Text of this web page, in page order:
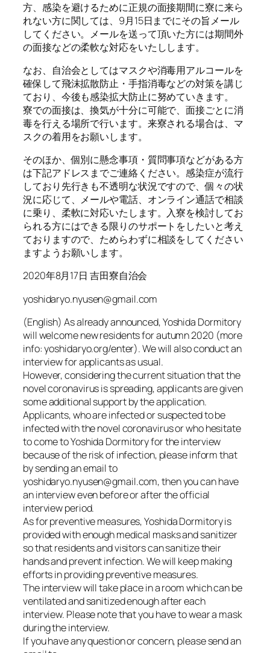
方、感染を避けるために正規の面接期間に寮に来ら
れない方に関しては、9月15日までにその旨メール
してください。メールを送って頂いた方には期間外
の面接などの柔軟な対応をいたしします。
なお、自治会としてはマスクや消毒用アルコールを
確保して飛沫拡散防止・手指消毒などの対策を講じ
ており、今後も感染拡大防止に努めていきます。
寮での面接は、換気が十分に可能で、面接ごとに消
毒を行える場所で行います。来寮される場合は、マ
スクの着用をお願いします。
そのほか、個別に懸念事項・質問事項などがある方
は下記アドレスまでご連絡ください。感染症が流行
しており先行きも不透明な状況ですので、個々の状
況に応じて、メールや電話、オンライン通話で相談
に乗り、柔軟に対応いたします。入寮を検討してお
られる方にはできる限りのサポートをしたいと考え
ておりますので、ためらわずに相談をしてください
ますようお願いします。
2020年8月17日 吉田寮自治会
yoshidaryo.nyusen@gmail.com
(English) As already announced, Yoshida Dormitory
will welcome new residents for autumn 2020 (more
info: yoshidaryo.org/enter). We will also conduct an
interview for applicants as usual.
However, considering the current situation that the
novel coronavirus is spreading, applicants are given
some additional support by the application.
Applicants, who are infected or suspected to be
infected with the novel coronavirus or who hesitate
to come to Yoshida Dormitory for the interview
because of the risk of infection, please inform that
by sending an email to
yoshidaryo.nyusen@gmail.com, then you can have
an interview even before or after the official
interview period.
As for preventive measures, Yoshida Dormitory is
provided with enough medical masks and sanitizer
so that residents and visitors can sanitize their
hands and prevent infection. We will keep making
efforts in providing preventive measures.
The interview will take place in a room which can be
ventilated and sanitized enough after each
interview. Please note that you have to wear a mask
during the interview.
If you have any question or concern, please send an